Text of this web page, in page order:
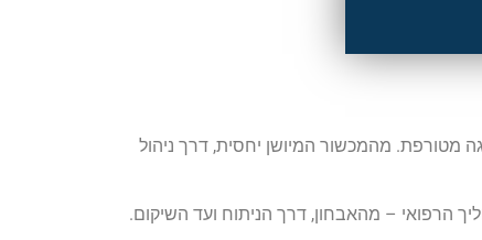
מטורפת. מהמכשור המיושן יחסית, דרך ניהול
הרפואי – מהאבחון, דרך הניתוח ועד השיקום.